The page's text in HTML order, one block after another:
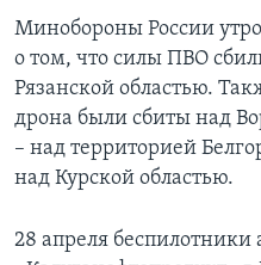
Минобороны России
о том, что силы ПВО
Рязанской областью.
дрона были сбиты над
– над территорией
над Курской областью.
28 апреля беспилотники